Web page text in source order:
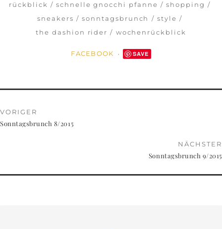
rückblick
schnelle gnocchi pfanne
shopping
sneakers
sonntagsbrunch
style
the dashion rider
wochenrückblick
FACEBOOK SAVE
VORIGER
Sonntagsbrunch 8/2015
NÄCHSTER
Sonntagsbrunch 9/2015